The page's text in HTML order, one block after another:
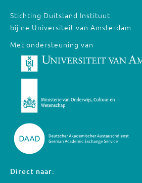
Stichting Duitsland Instituut
bij de Universiteit van Amsterdam
Met ondersteuning van
Direct naar: